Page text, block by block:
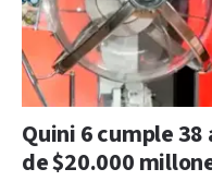
Quini 6 cumple 38
de $20.000